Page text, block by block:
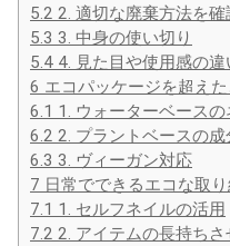
5.2 2. 適切な廃棄方法を確
5.3 3. 中身の使い切り
5.4 4. 見た目や使用感の
6 エコパッケージを超え
6.1 1. ウォーターベース
6.2 2. プラントベースの成
6.3 3. ヴィーガン対応
7 日常でできるエコな取
7.1 1. セルフネイルの活用
7.2 2. アイテムの長持ちさ